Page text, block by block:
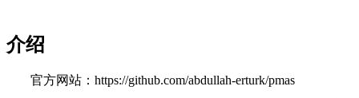
介绍
官方网站：https://github.com/abdullah-erturk/pmas